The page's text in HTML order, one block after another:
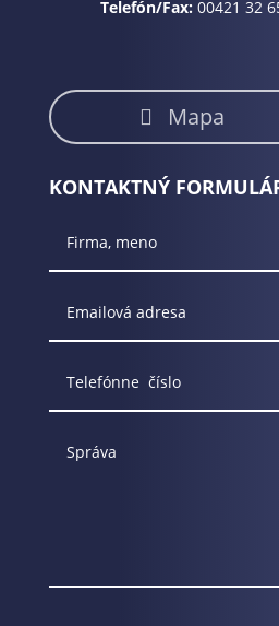
Telefón/Fax:00421 32
Mapa
KONTAKTNÝ